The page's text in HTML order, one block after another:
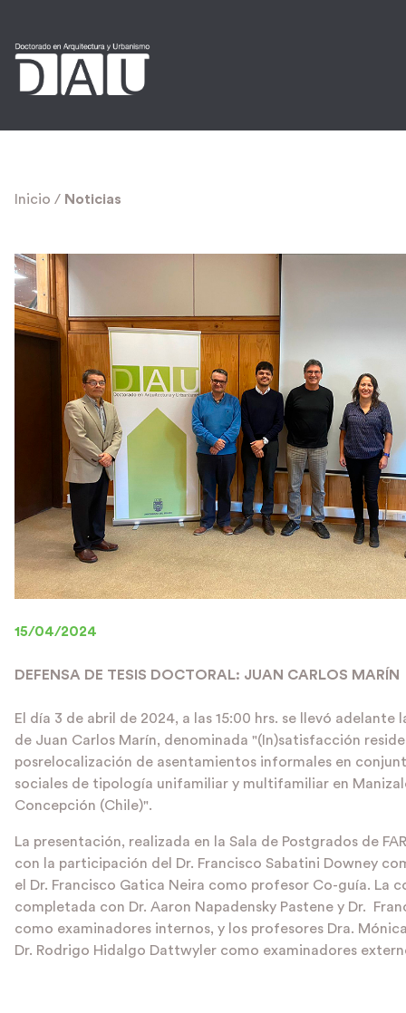
Inicio / Noticias
15/04/2024
DEFENSA DE TESIS DOCTORAL: JUAN CARLOS MARÍN
El día 3 de abril de 2024, a las 15:00 hrs. se llevó adelante
de Juan Carlos Marín, denominada "(In)satisfacción
posrelocalización de asentamientos informales en
sociales de tipología unifamiliar y multifamiliar en
Concepción (Chile)".
La presentación, realizada en la Sala de Postgrados de
con la participación del Dr. Francisco Sabatini Downey
el Dr. Francisco Gatica Neira como profesor Co-guía. La
completada con Dr. Aaron Napadensky Pastene y Dr.
como examinadores internos, y los profesores Dra.
Dr. Rodrigo Hidalgo Dattwyler como examinadores